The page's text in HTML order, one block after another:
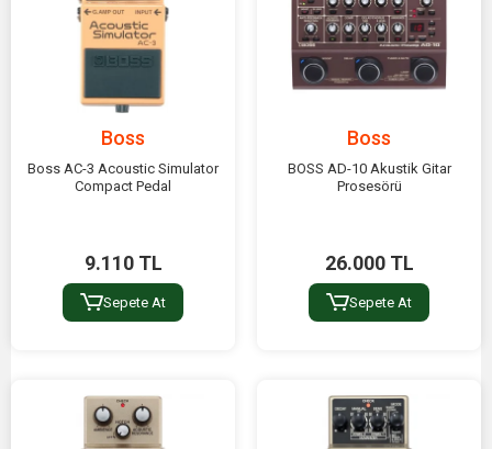
Boss
Boss AC-3 Acoustic Simulator
Compact Pedal
9.110 TL
Sepete At
Boss
BOSS AD-10 Akustik Gitar
Prosesörü
26.000 TL
Sepete At